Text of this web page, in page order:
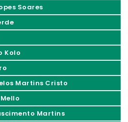
Soares
Kolo
Martins Cristo
Martins